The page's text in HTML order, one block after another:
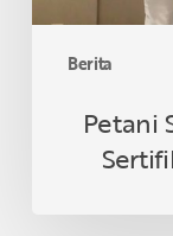
Berita
Petani